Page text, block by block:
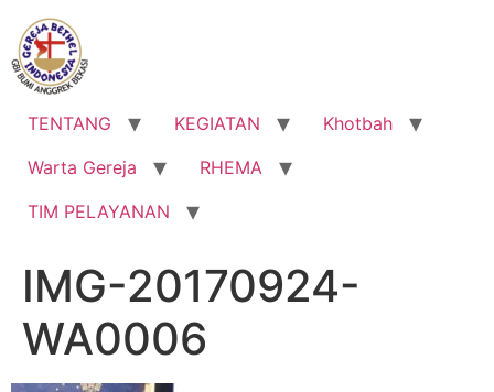
Lewati
konten
TENTANG KEGIATAN
Khotbah
Warta Gereja
RHEMA
TIM PELAYANAN
IMG-20170924-
WA0006